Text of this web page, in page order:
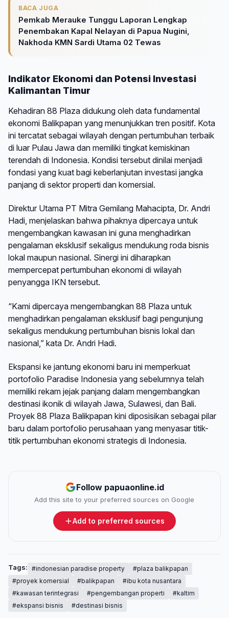
BACA JUGA
Pemkab Merauke Tunggu Laporan Lengkap
Penembakan Kapal Nelayan di Papua Nugini,
Nakhoda KMN Sardi Utama 02 Tewas
Indikator Ekonomi dan Potensi Investasi
Kalimantan Timur
Kehadiran 88 Plaza didukung oleh data fundamental
ekonomi Balikpapan yang menunjukkan tren positif. Kota
ini tercatat sebagai wilayah dengan pertumbuhan terbaik
di luar Pulau Jawa dan memiliki tingkat kemiskinan
terendah di Indonesia. Kondisi tersebut dinilai menjadi
fondasi yang kuat bagi keberlanjutan investasi jangka
panjang di sektor properti dan komersial.
Direktur Utama PT Mitra Gemilang Mahacipta, Dr. Andri
Hadi, menjelaskan bahwa pihaknya dipercaya untuk
mengembangkan kawasan ini guna menghadirkan
pengalaman eksklusif sekaligus mendukung roda bisnis
lokal maupun nasional. Sinergi ini diharapkan
mempercepat pertumbuhan ekonomi di wilayah
penyangga IKN tersebut.
“Kami dipercaya mengembangkan 88 Plaza untuk
menghadirkan pengalaman eksklusif bagi pengunjung
sekaligus mendukung pertumbuhan bisnis lokal dan
nasional,” kata Dr. Andri Hadi.
Ekspansi ke jantung ekonomi baru ini memperkuat
portofolio Paradise Indonesia yang sebelumnya telah
memiliki rekam jejak panjang dalam mengembangkan
destinasi ikonik di wilayah Jawa, Sulawesi, dan Bali.
Proyek 88 Plaza Balikpapan kini diposisikan sebagai pilar
baru dalam portofolio perusahaan yang menyasar titik-
titik pertumbuhan ekonomi strategis di Indonesia.
Follow papuaonline.id
Add this site to your preferred sources on Google
Add to preferred sources
Tags: #indonesian paradise property
#plaza balikpapan
#proyek komersial
#balikpapan
#ibu kota nusantara
#kawasan terintegrasi
#pengembangan properti
#kaltim
#ekspansi bisnis
#destinasi bisnis